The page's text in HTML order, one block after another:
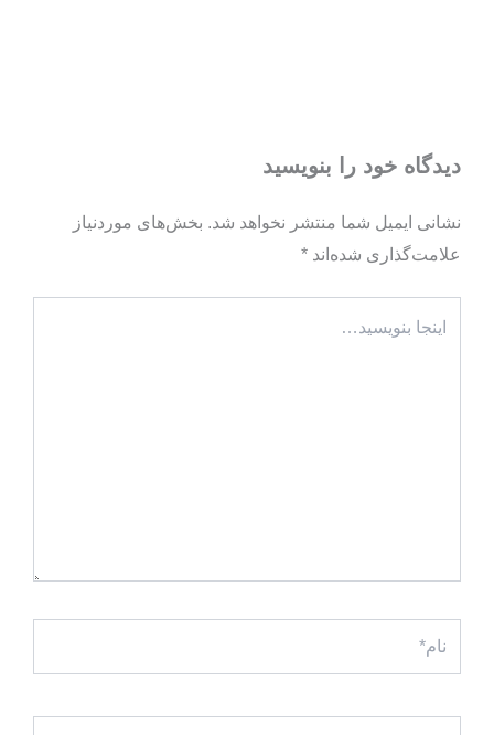
دیدگاه‌ خود را بنویسید
نشانی ایمیل شما منتشر نخواهد شد. بخش‌های موردنیاز
علامت‌گذاری شده‌اند *
بنویسید…